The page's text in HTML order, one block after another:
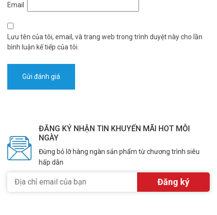
Email
Lưu tên của tôi, email, và trang web trong trình duyệt này cho lần
bình luận kế tiếp của tôi.
ĐĂNG KÝ NHẬN TIN KHUYẾN MÃI HOT MỖI
NGÀY
Đừng bỏ lỡ hàng ngàn sản phẩm từ chương trình siêu
hấp dẫn